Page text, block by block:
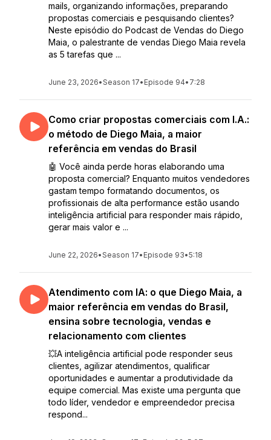
mails, organizando informações, preparando
propostas comerciais e pesquisando clientes?
Neste episódio do Podcast de Vendas do Diego
Maia, o palestrante de vendas Diego Maia revela
as 5 tarefas que ...
June 23, 2026•Season 17• Episode 94• 7:28
Como criar propostas comerciais com I.A.:
o método de Diego Maia, a maior
referência em vendas do Brasil
🤖 Você ainda perde horas elaborando uma
proposta comercial? Enquanto muitos vendedores
gastam tempo formatando documentos, os
profissionais de alta performance estão usando
inteligência artificial para responder mais rápido,
gerar mais valor e ...
June 22, 2026•Season 17• Episode 93•5:18
Atendimento com IA: o que Diego Maia, a
maior referência em vendas do Brasil,
ensina sobre tecnologia, vendas e
relacionamento com clientes
💥A inteligência artificial pode responder seus
clientes, agilizar atendimentos, qualificar
oportunidades e aumentar a produtividade da
equipe comercial. Mas existe uma pergunta que
todo líder, vendedor e empreendedor precisa
respond...